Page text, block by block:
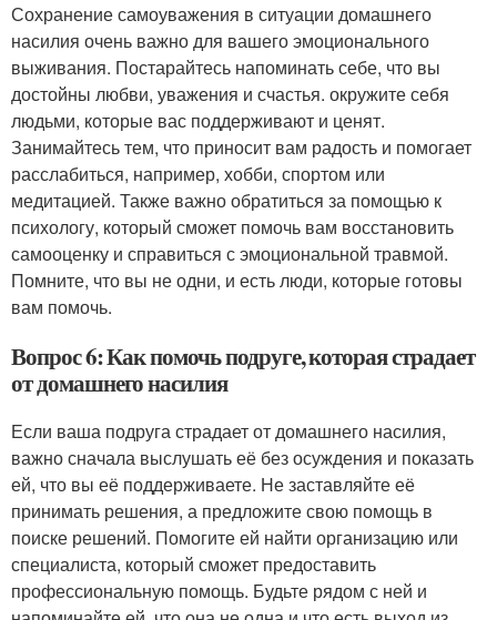
Сохранение самоуважения в ситуации домашнего
насилия очень важно для вашего эмоционального
выживания. Постарайтесь напоминать себе, что вы
достойны любви, уважения и счастья. окружите себя
людьми, которые вас поддерживают и ценят.
Занимайтесь тем, что приносит вам радость и помогает
расслабиться, например, хобби, спортом или
медитацией. Также важно обратиться за помощью к
психологу, который сможет помочь вам восстановить
самооценку и справиться с эмоциональной травмой.
Помните, что вы не одни, и есть люди, которые готовы
вам помочь.
Вопрос 6: Как помочь подруге, которая страдает
от домашнего насилия
Если ваша подруга страдает от домашнего насилия,
важно сначала выслушать её без осуждения и показать
ей, что вы её поддерживаете. Не заставляйте её
принимать решения, а предложите свою помощь в
поиске решений. Помогите ей найти организацию или
специалиста, который сможет предоставить
профессиональную помощь. Будьте рядом с ней и